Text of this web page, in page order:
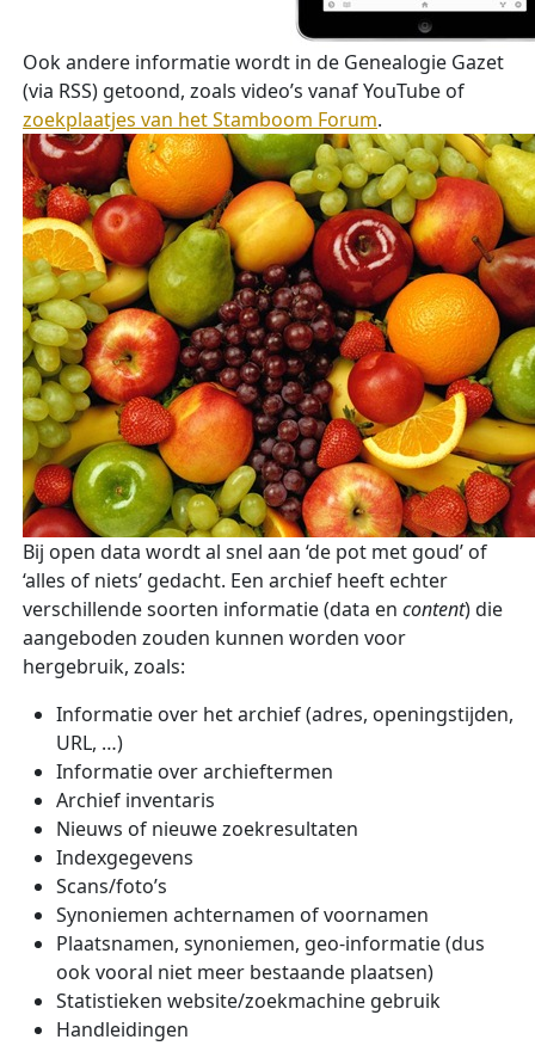
Ook andere informatie wordt in de Genealogie Gazet
(via RSS) getoond, zoals video’s vanaf YouTube of
zoekplaatjes van het Stamboom Forum.
Bij open data wordt al snel aan ‘de pot met goud’ of
‘alles of niets’ gedacht. Een archief heeft echter
verschillende soorten informatie (data en content) die
aangeboden zouden kunnen worden voor
hergebruik, zoals:
Informatie over het archief (adres, openingstijden,
URL, …)
Informatie over archieftermen
Archief inventaris
Nieuws of nieuwe zoekresultaten
Indexgegevens
Scans/foto’s
Synoniemen achternamen of voornamen
Plaatsnamen, synoniemen, geo-informatie (dus
ook vooral niet meer bestaande plaatsen)
Statistieken website/zoekmachine gebruik
Handleidingen